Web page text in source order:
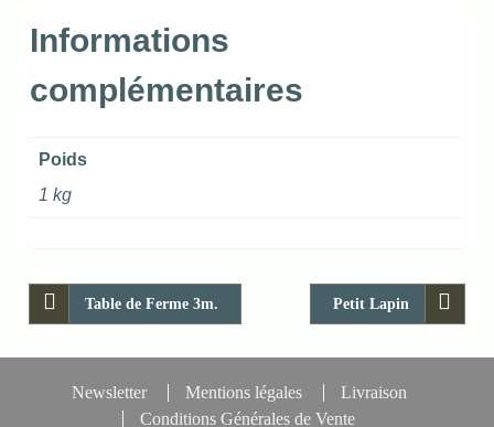
Informations
complémentaires
Poids
1 kg
Table de Ferme 3m. Petit Lapin
Newsletter Mentions légales
Livraison
Conditions Générales de Vente